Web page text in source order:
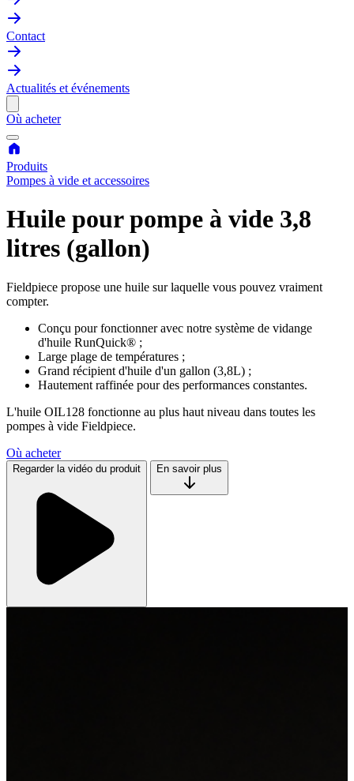
Contact
Actualités et événements
Où acheter
Produits
Pompes à vide et accessoires
Huile pour pompe à vide 3,8
litres (gallon)
Fieldpiece propose une huile sur laquelle vous pouvez vraiment
compter.
Conçu pour fonctionner avec notre système de vidange
d'huile RunQuick® ;
Large plage de températures ;
Grand récipient d'huile d'un gallon (3,8L) ;
Hautement raffinée pour des performances constantes.
L'huile OIL128 fonctionne au plus haut niveau dans toutes les
pompes à vide Fieldpiece.
Où acheter
Regarder la vidéo du produit En savoir plus